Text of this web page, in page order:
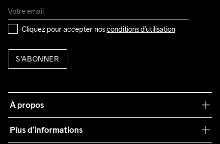
Cliquez pour accepter nos conditions d’utilisation
S'ABONNER
À propos
Plus d’informations